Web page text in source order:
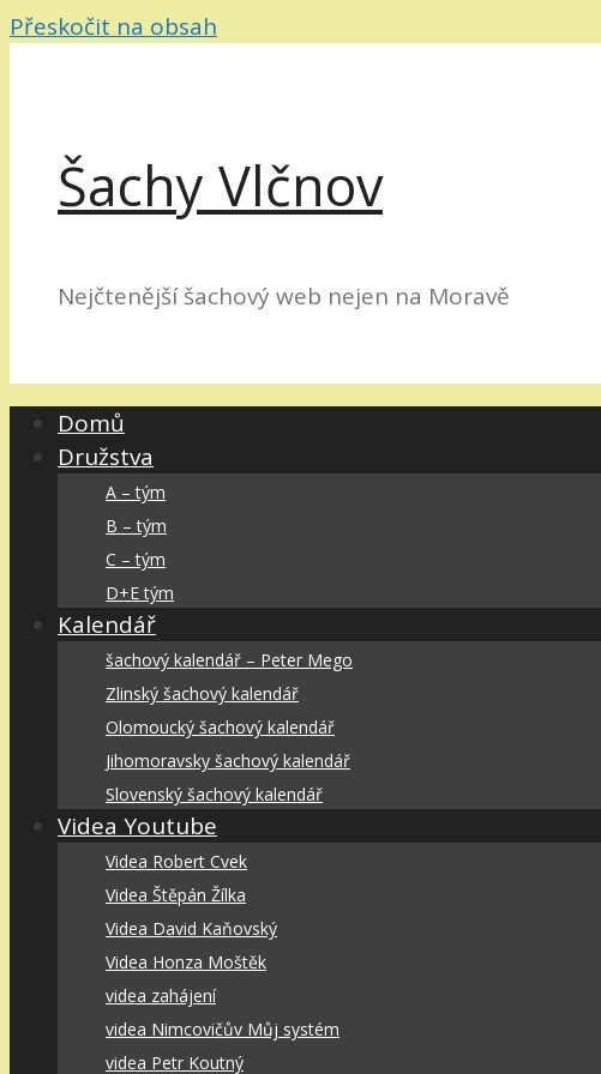
Přeskočit na obsah
Šachy Vlčnov
Nejčtenější šachový web nejen na Moravě
Domů
Družstva
A – tým
B – tým
C – tým
D+E tým
Kalendář
šachový kalendář – Peter Mego
Zlinský šachový kalendář
Olomoucký šachový kalendář
Jihomoravsky šachový kalendář
Slovenský šachový kalendář
Videa Youtube
Videa Robert Cvek
Videa Štěpán Žílka
Videa David Kaňovský
Videa Honza Moštěk
videa zahájení
videa Nimcovičův Můj systém
videa Petr Koutný